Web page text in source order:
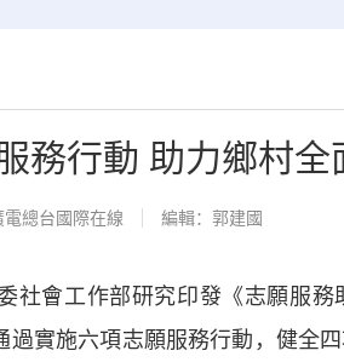
務行動 助力鄉村
總台國際在線 編輯：郭建國
會工作部研究印發《志願服務
過實施六項志願服務行動，健全